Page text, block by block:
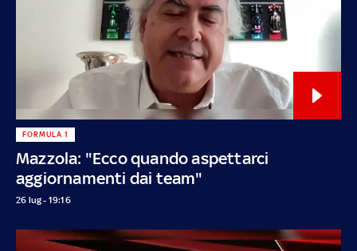
Mazzola: "Ecco quando aspettarci
aggiornamenti dai team"
FORMULA 1
26 lug - 19:16